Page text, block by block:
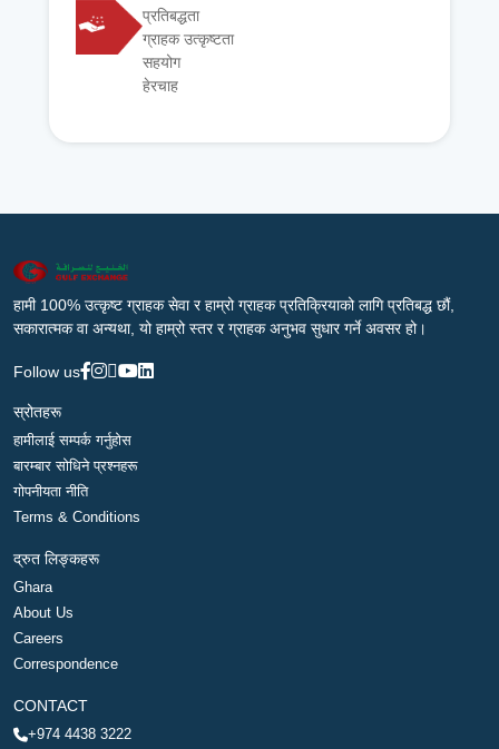
प्रतिबद्धता
ग्राहक उत्कृष्टता
सहयोग
हेरचाह
हामी 100% उत्कृष्ट ग्राहक सेवा र हाम्रो ग्राहक प्रतिक्रियाको लागि प्रतिबद्ध छौं,
सकारात्मक वा अन्यथा, यो हाम्रो स्तर र ग्राहक अनुभव सुधार गर्ने अवसर हो।
Follow us
स्रोतहरू
हामीलाई सम्पर्क गर्नुहोस
बारम्बार सोधिने प्रश्नहरू
गोपनीयता नीति
Terms & Conditions
द्रुत लिङ्कहरू
Ghara
About Us
Careers
Correspondence
CONTACT
+974 4438 3222